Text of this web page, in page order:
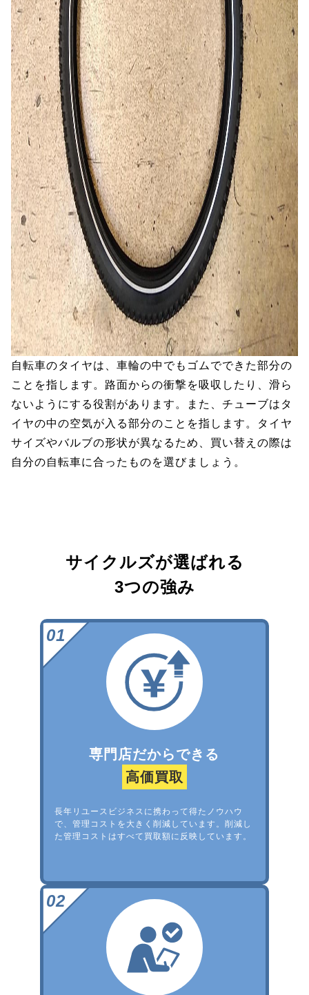
自転車のタイヤは、車輪の中でもゴムでできた部分の
ことを指します。路面からの衝撃を吸収したり、滑ら
ないようにする役割があります。また、チューブはタ
イヤの中の空気が入る部分のことを指します。タイヤ
サイズやバルブの形状が異なるため、買い替えの際は
自分の自転車に合ったものを選びましょう。
サイクルズが選ばれる
3つの強み
専門店だからできる
高価買取
長年リユースビジネスに携わって得たノウハウ
で、管理コストを大きく削減しています。削減し
た管理コストはすべて買取額に反映しています。